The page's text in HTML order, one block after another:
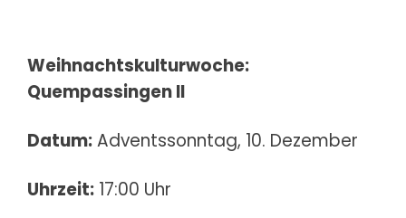
Weihnachtskulturwoche:
Quempassingen II
Datum:Adventssonntag, 10. Dezember
Uhrzeit: 17:00 Uhr